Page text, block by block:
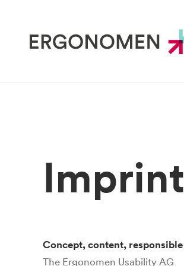
Imprint
Concept, content, responsible
The Ergonomen UsabilityAG